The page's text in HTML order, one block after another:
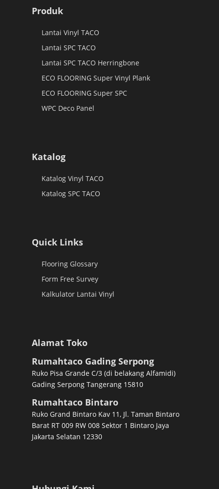
Produk
Lantai Vinyl TACO
Lantai SPC TACO
Lantai SPC TACO Herringbone
ECO FLOORING Super Vinyl Plank
ECO FLOORING Super SPC
WPC Deco Panel
Katalog
Katalog Vinyl TACO
Katalog SPC TACO
Quick Links
Flooring Glossary
Form Free Survey
Kalkulator Lantai Vinyl
Alamat Toko
Rumahtaco Gading Serpong
Ruko Pisa Grande C/3 (di belakang Alfamidi)
Gading Serpong Tangerang 15810
Rumahtaco Bintaro
Ruko Grand Bintaro Kav 11, Jl. Taman Bintaro
Barat RT 009 RW 008 Sektor 1 Bintaro Jaya
Jakarta Selatan 12330